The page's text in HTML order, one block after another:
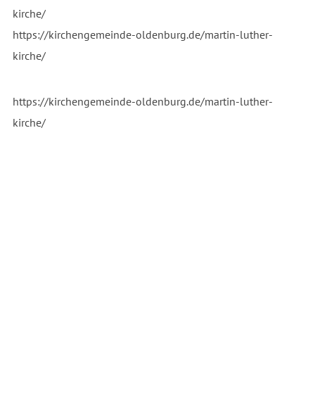
kirche/
https://kirchengemeinde-oldenburg.de/martin-luther-
kirche/
https://kirchengemeinde-oldenburg.de/martin-luther-
kirche/